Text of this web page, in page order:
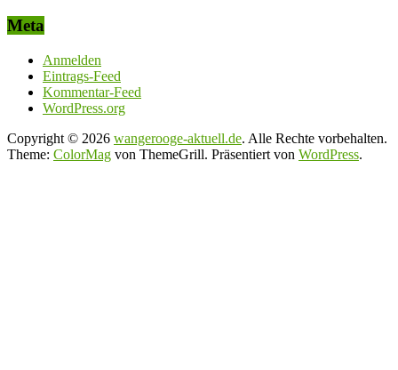
Meta
Anmelden
Eintrags-Feed
Kommentar-Feed
WordPress.org
Copyright © 2026 wangerooge-aktuell.de. Alle Rechte vorbehalten.
Theme: ColorMag von ThemeGrill. Präsentiert von WordPress.